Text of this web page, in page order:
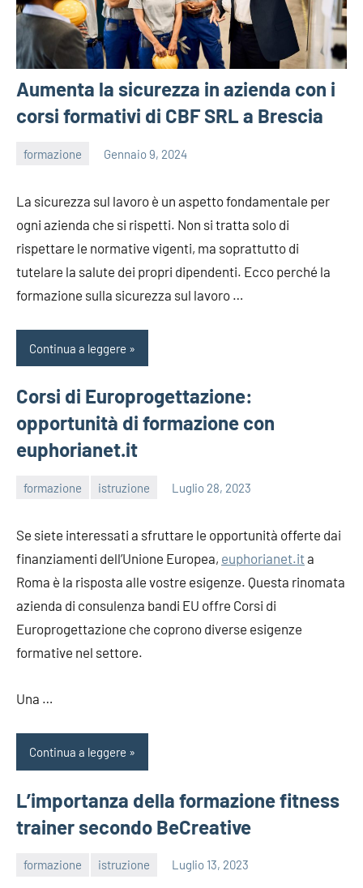
Aumenta la sicurezza in azienda con i
corsi formativi di CBF SRL a Brescia
formazione Gennaio 9, 2024
La sicurezza sul lavoro è un aspetto fondamentale per
ogni azienda che si rispetti. Non si tratta solo di
rispettare le normative vigenti, ma soprattutto di
tutelare la salute dei propri dipendenti. Ecco perché la
formazione sulla sicurezza sul lavoro …
Continua a leggere
Corsi di Europrogettazione:
opportunità di formazione con
euphorianet.it
formazione istruzione Luglio 28, 2023
Se siete interessati a sfruttare le opportunità offerte dai
finanziamenti dell’Unione Europea, euphorianet.ita
Roma è la risposta alle vostre esigenze. Questa rinomata
azienda di consulenza bandi EU offre Corsi di
Europrogettazione che coprono diverse esigenze
formative nel settore.
Una …
Continua a leggere
L’importanza della formazione fitness
trainer secondo BeCreative
formazione istruzione Luglio 13, 2023